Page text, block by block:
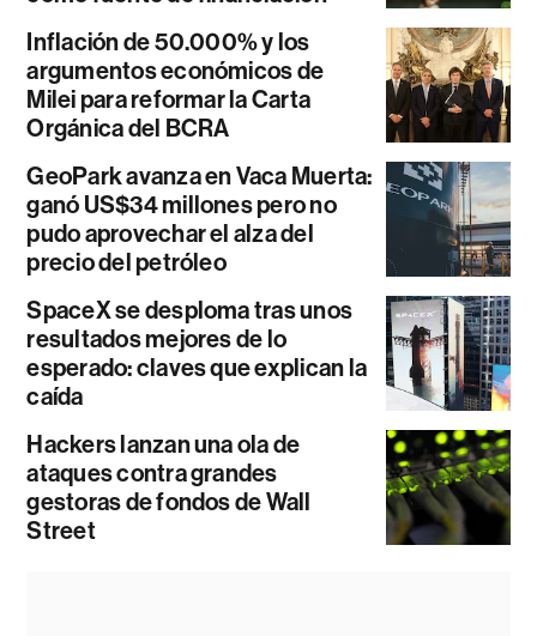
Inflación de 50.000% y los
argumentos económicos de
Milei para reformar la Carta
Orgánica del BCRA
GeoPark avanza en Vaca Muerta:
ganó US$34 millones pero no
pudo aprovechar el alza del
precio del petróleo
SpaceX se desploma tras unos
resultados mejores de lo
esperado: claves que explican la
caída
Hackers lanzan una ola de
ataques contra grandes
gestoras de fondos de Wall
Street